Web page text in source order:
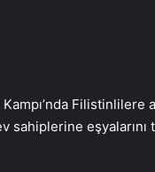
sahiplerine eşyalarını